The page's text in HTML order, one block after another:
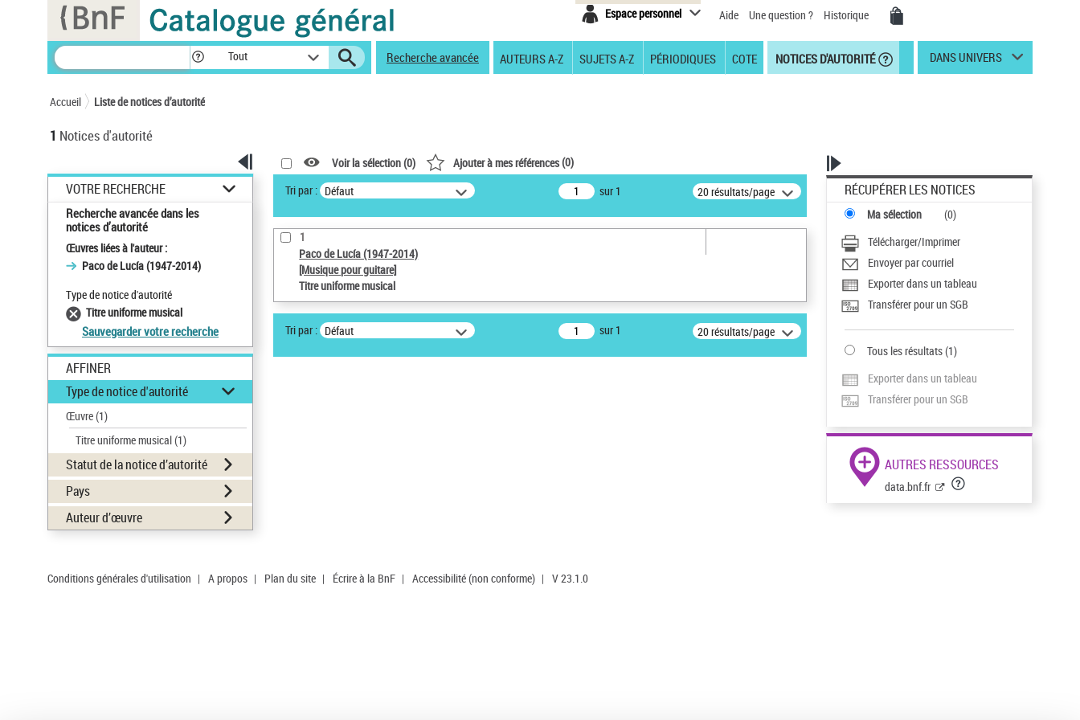
Espace personnel Aide Une question ? Historique
Tout Recherche avancée AUTEURS A-Z SUJETS A-Z PÉRIODIQUES COTE NOTICES D'AUTORITÉ DANS UNIVERS
Accueil Liste de notices d’autorité
1 Notices d'autorité
VOTRE RECHERCHE
Recherche avancée dans les
notices d’autorité
Œuvres liées à l'auteur :
Paco de Lucía (1947-2014)
Type de notice d'autorité
Titre uniforme musical
Sauvegarder votre recherche
AFFINER
Type de notice d'autorité
Œuvre(1)
Titre uniforme musical(1)
Statut de la notice d’autorité
Pays
Auteur d’œuvre
Voir la sélection (0) Ajouter à mes références(0)
Tri par : Défaut sur 1 20 résultats/page
1
Paco de Lucía (1947-2014)
[Musique pour guitare]
Titre uniforme musical
Tri par : Défaut sur 1 20 résultats/page
RÉCUPÉRER LES NOTICES
Ma sélection (0)
Télécharger/Imprimer
Envoyer par courriel
Exporter dans un tableau
Transférer pour un SGB
Tous les résultats(1)
Exporter dans un tableau
Transférer pour un SGB
AUTRES RESSOURCES
data.bnf.fr
Conditions générales d'utilisation | A propos | Plan du site | Écrire à la BnF | Accessibilité (non conforme) | V 23.1.0
Panneau de gestion des cookies